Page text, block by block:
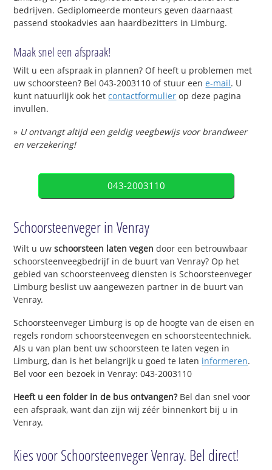
bedrijven. Gediplomeerde monteurs geven daarnaast
passend stookadvies aan haardbezitters in Limburg.
Maak snel een afspraak!
Wilt u een afspraak in plannen? Of heeft u problemen met
uw schoorsteen? Bel 043-2003110 of stuur eene-mail. U
kunt natuurlijk ook hetcontactformulier op deze pagina
invullen.
» U ontvangt altijd een geldig veegbewijs voor brandweer
en verzekering!
043-2003110
Schoorsteenveger in Venray
Wilt u uwschoorsteen laten vegen door een betrouwbaar
schoorsteenveegbedrijf in de buurt van Venray? Op het
gebied van schoorsteenveeg diensten is Schoorsteenveger
Limburg beslist uw aangewezen partner in de buurt van
Venray.
Schoorsteenveger Limburg is op de hoogte van de eisen en
regels rondom schoorsteenvegen en schoorsteentechniek.
Als u van plan bent uw schoorsteen te laten vegen in
Limburg, dan is het belangrijk u goed te laten informeren.
Bel voor een bezoek in Venray: 043-2003110
Heeft u een folder in de bus ontvangen?Bel dan snel voor
een afspraak, want dan zijn wij zéér binnenkort bij u in
Venray.
Kies voor Schoorsteenveger Venray. Bel direct!